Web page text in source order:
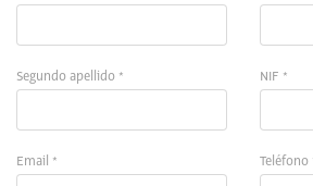
Segundo apellido * NIF *
Email * Teléfono